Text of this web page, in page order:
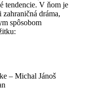
tendencie. V ňom je
zahraničná dráma,
spôsobom
– Michal Jánoš